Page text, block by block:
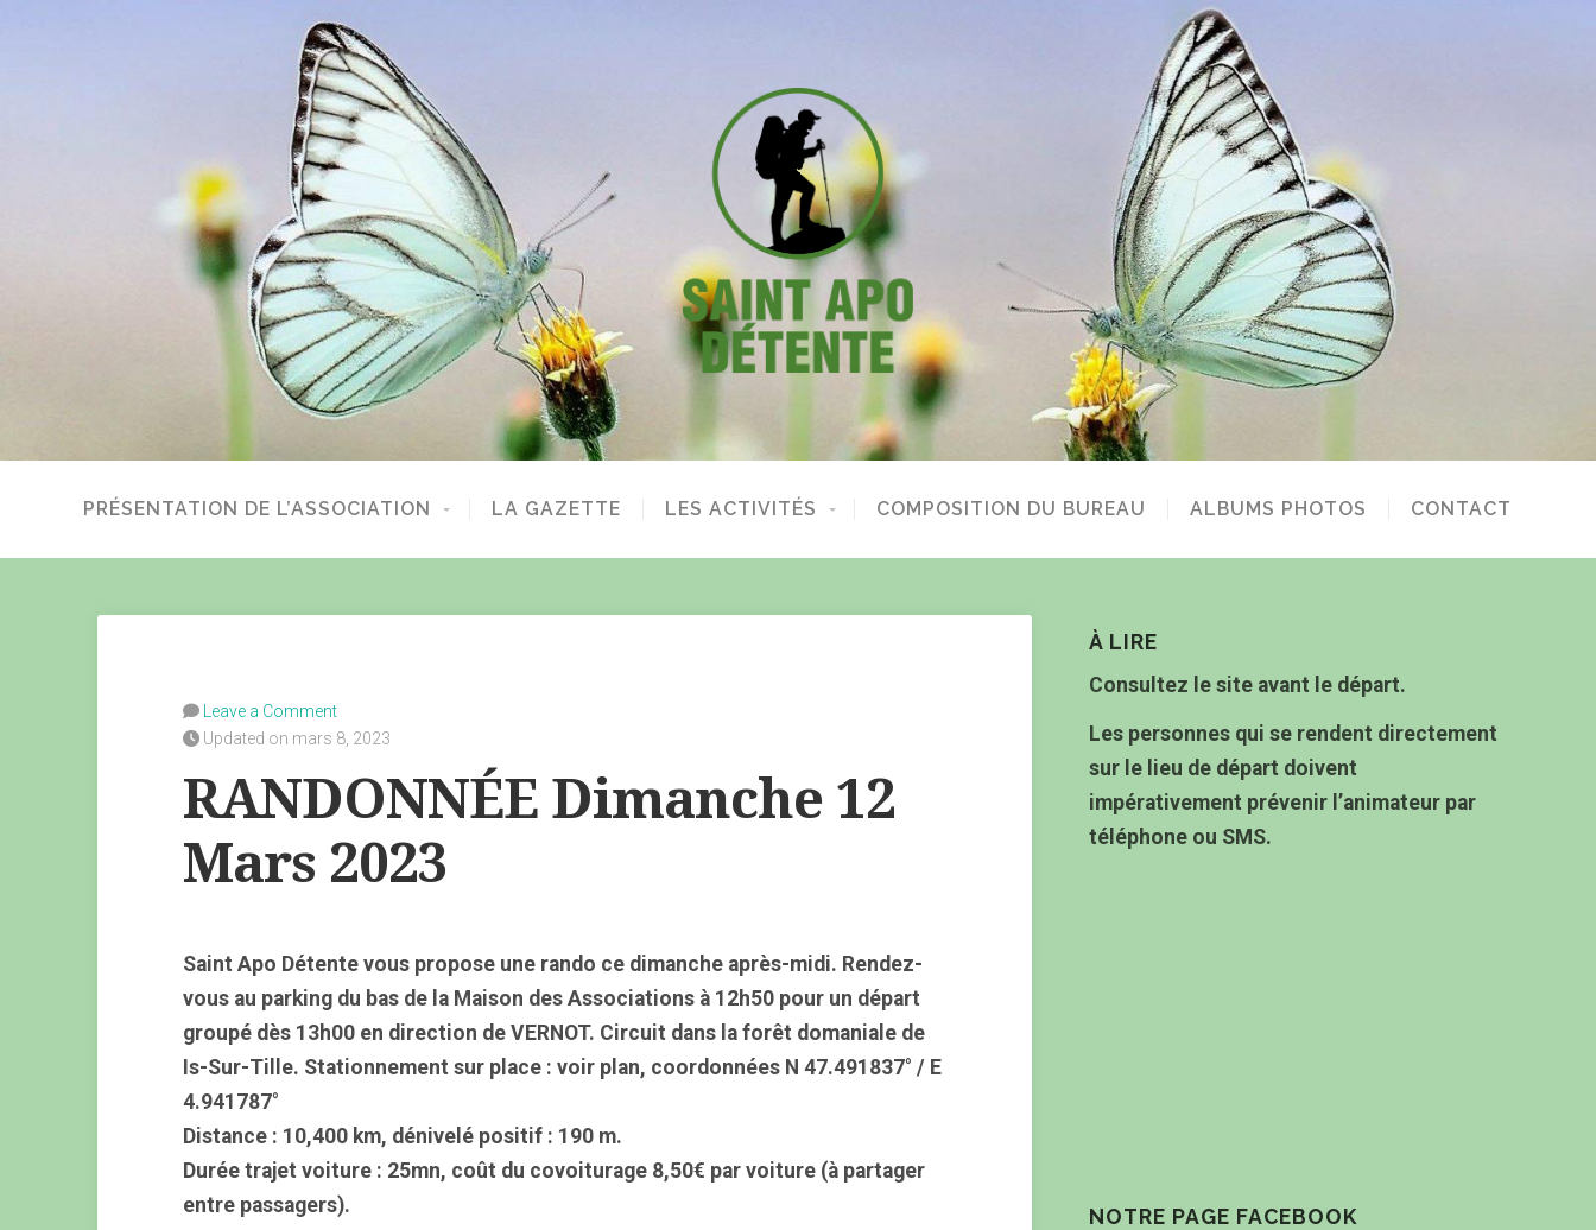
PRÉSENTATION DE L’ASSOCIATION LA GAZETTE LES ACTIVITÉS COMPOSITION DU BUREAU ALBUMS PHOTOS CONTACT
Leave a Comment
Updated on mars 8, 2023
RANDONNÉE Dimanche 12
Mars 2023
Saint Apo Détente vous propose une rando ce dimanche après-midi. Rendez-
vous au parking du bas de la Maison des Associations à 12h50 pour un départ
groupé dès 13h00 en direction de VERNOT. Circuit dans la forêt domaniale de
Is-Sur-Tille. Stationnement sur place : voir plan, coordonnées N 47.491837° / E
4.941787°
Distance : 10,400 km, dénivelé positif : 190 m.
Durée trajet voiture : 25mn, coût du covoiturage 8,50€ par voiture (à partager
entre passagers).
À LIRE
Consultez le site avant le départ.
Les personnes qui se rendent directement
sur le lieu de départ doivent
impérativement prévenir l’animateur par
téléphone ou SMS.
NOTRE PAGE FACEBOOK